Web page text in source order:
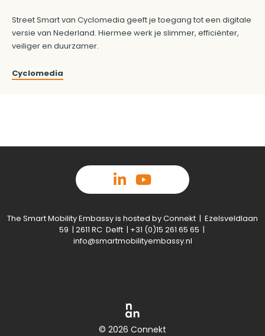
Street Smart van Cyclomedia geeft je toegang tot een digitale
versie van Nederland. Hiermee werk je slimmer, efficiënter,
veiliger en duurzamer.
Cyclomedia
The Smart Mobility Embassy is hosted by Connekt | Ezelsveldlaan
59 | 2611 RC Delft | +31 (0)15 261 65 65 |
info@smartmobilityembassy.nl
© 2026 Connekt